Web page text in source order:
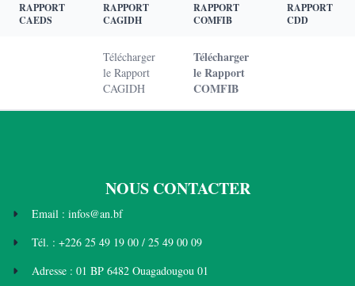
RAPPORT
CAEDS
RAPPORT
CAGIDH
RAPPORT
COMFIB
RAPPORT
CDD
Télécharger
le Rapport
CAGIDH
Télécharger
le Rapport
COMFIB
NOUS CONTACTER
Email : infos@an.bf
Tél. : +226 25 49 19 00 / 25 49 00 09
Adresse : 01 BP 6482 Ouagadougou 01